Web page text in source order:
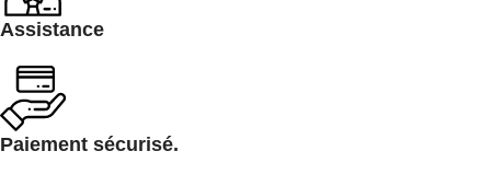
Assistance
Paiement sécurisé.